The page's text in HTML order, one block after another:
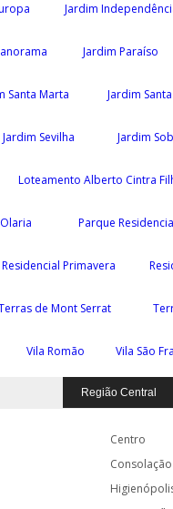
Jardim
Jardim Paraíso
Santa Marta Jardim
Jardim Sevilha Jardim
Loteamento Alberto Cintra
Olaria Parque
Residencial Primavera
de Mont Serrat
Vila Romão Vila São
Região Central
Centro
Consolação